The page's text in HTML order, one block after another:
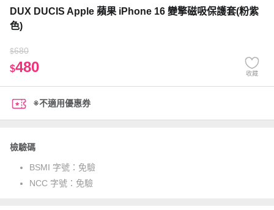
DUX DUCIS Apple 蘋果 iPhone 16 變擎磁吸保護套(粉紫
色)
$680
$480 收藏
※不適用優惠券
檢驗碼
BSMI 字號： 免驗
NCC 字號： 免驗